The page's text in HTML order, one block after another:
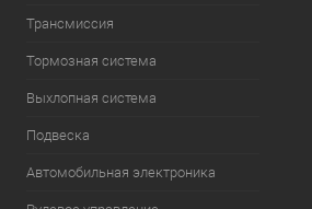
Трансмиссия
Тормозная система
Выхлопная система
Подвеска
Автомобильная электроника